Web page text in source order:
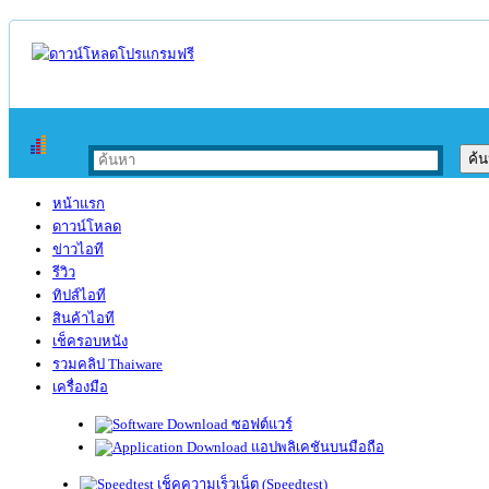
หน้าแรก
ดาวน์โหลด
ข่าวไอที
รีวิว
ทิปส์ไอที
สินค้าไอที
เช็ครอบหนัง
รวมคลิป Thaiware
เครื่องมือ
ซอฟต์แวร์
แอปพลิเคชันบนมือถือ
เช็คความเร็วเน็ต (Speedtest)